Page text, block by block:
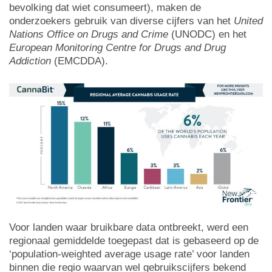
bevolking dat wiet consumeert), maken de
onderzoekers gebruik van diverse cijfers van het United
Nations Office on Drugs and Crime (UNODC) en het
European Monitoring Centre for Drugs and Drug
Addiction (EMCDDA).
Voor landen waar bruikbare data ontbreekt, werd een
regionaal gemiddelde toegepast dat is gebaseerd op de
‘population-weighted average usage rate’ voor landen
binnen die regio waarvan wel gebruikscijfers bekend